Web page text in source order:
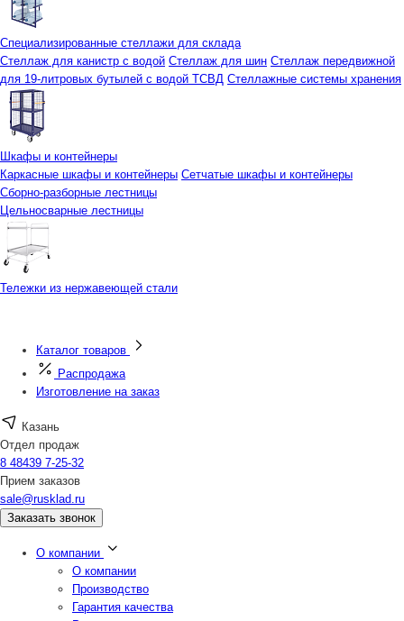
Специализированные стеллажи для склада
Стеллаж для канистр с водой Стеллаж для шин Стеллаж передвижной
для 19-литровых бутылей с водой ТСВД Стеллажные системы хранения
Шкафы и контейнеры
Каркасные шкафы и контейнеры Сетчатые шкафы и контейнеры
Сборно-разборные лестницы
Цельносварные лестницы
Тележки из нержавеющей стали
Каталог товаров
Распродажа
Изготовление на заказ
Казань
Отдел продаж
8 48439 7-25-32
Прием заказов
sale@rusklad.ru
Заказать звонок
О компании
О компании
Производство
Гарантия качества